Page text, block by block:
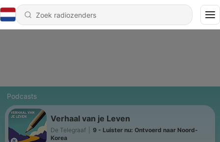
Podcasts
Verhaal van je Leven
De Telegraaf
9 - Luister nu: Ontvoerd naar Noord-
Korea